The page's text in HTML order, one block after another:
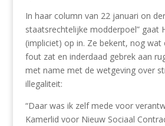
In haar column van 22 januari on
staatsrechtelijke modderpoel” gaat
(impliciet) op in. Ze bekent, nog
fout zat en inderdaad gebrek aan
met name met de wetgeving over
illegaliteit:
“Daar was ik zelf mede voor
Kamerlid voor Nieuw Sociaal